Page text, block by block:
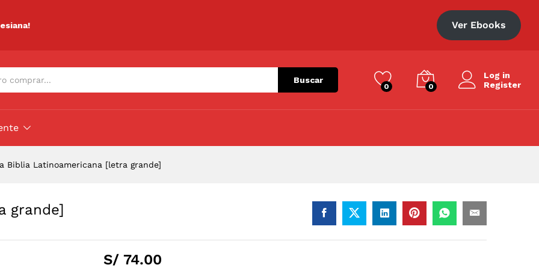
Ver Ebooks
Buscar
0 0
Log in
Register
Biblia Latinoamericana [letra grande]
grande]
S/ 74.00
Añadir al carrito